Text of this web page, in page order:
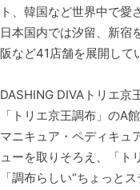
ト、韓国など世界中で愛
日本国内では汐留、新宿
阪など41店舗を展開して
DASHING DIVAトリエ京
「トリエ京王調布」のA
マニキュア・ペディキュ
ューを取りそろえ、「ト
「調布らしい“ちょっと